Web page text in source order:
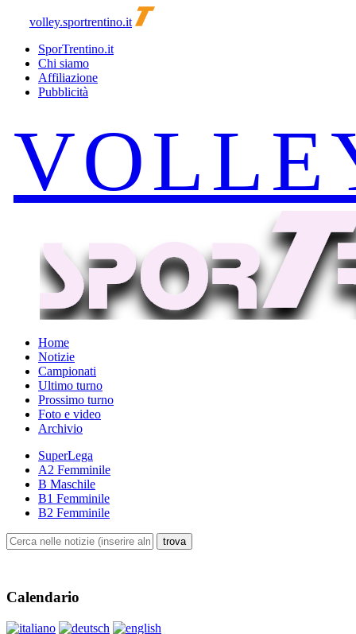
volley.sportrentino.it
SporTrentino.it
Chi siamo
Affiliazione
Pubblicità
Home
Notizie
Campionati
Ultimo turno
Prossimo turno
Foto e video
Archivio
SuperLega
A2 Femminile
B Maschile
B1 Femminile
B2 Femminile
Calendario